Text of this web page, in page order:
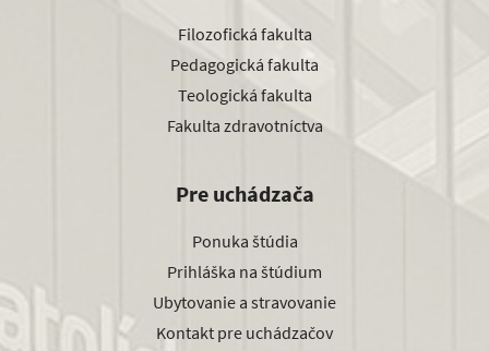
Filozofická fakulta
Pedagogická fakulta
Teologická fakulta
Fakulta zdravotníctva
Pre uchádzača
Ponuka štúdia
Prihláška na štúdium
Ubytovanie a stravovanie
Kontakt pre uchádzačov